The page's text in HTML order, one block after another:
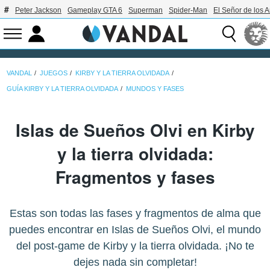
Peter Jackson Gameplay GTA 6 Superman Spider-Man El Señor de los
VANDAL JUEGOS KIRBY Y LA TIERRA OLVIDADA
GUÍA KIRBY Y LA TIERRA OLVIDADA MUNDOS Y FASES
Islas de Sueños Olvi en Kirby
y la tierra olvidada:
Fragmentos y fases
Estas son todas las fases y fragmentos de alma que
puedes encontrar en Islas de Sueños Olvi, el mundo
del post-game de Kirby y la tierra olvidada. ¡No te
dejes nada sin completar!